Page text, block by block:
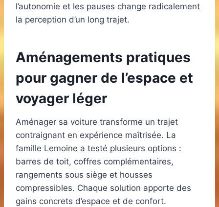
l’autonomie et les pauses change radicalement
la perception d’un long trajet.
Aménagements pratiques
pour gagner de l’espace et
voyager léger
Aménager sa voiture transforme un trajet
contraignant en expérience maîtrisée. La
famille Lemoine a testé plusieurs options :
barres de toit, coffres complémentaires,
rangements sous siège et housses
compressibles. Chaque solution apporte des
gains concrets d’espace et de confort.